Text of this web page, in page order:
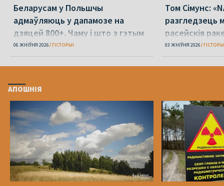
Беларусам у Польшчы
адмаўляюць у дапамозе на
дзяцей 800+. Чаму і што з гэтым
рабіць?
06 ЖНІЎНЯ 2026 ГІСТОРЫІ
Том Сімунс:
разгледзець
расейскія
сваёй
03 ЖНІЎНЯ 2026
АПОШНІЯ